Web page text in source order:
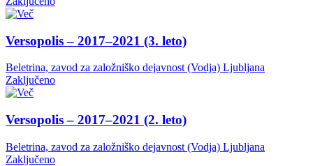
Versopolis – 2017–2021 (3. leto)
Beletrina, zavod za založniško dejavnost (Vodja) Ljubljana
Zaključeno
Versopolis – 2017–2021 (2. leto)
Beletrina, zavod za založniško dejavnost (Vodja) Ljubljana
Zaključeno